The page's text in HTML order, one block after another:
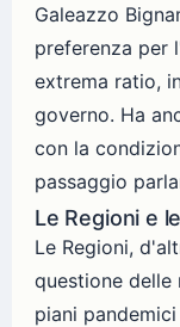
Galeazzo
preferenza per
extrema ratio,
governo. Ha
con la
passaggio
Le Regioni e
Le Regioni,
questione delle
piani